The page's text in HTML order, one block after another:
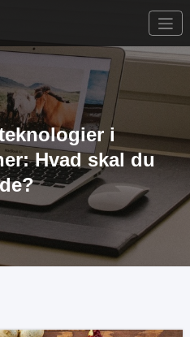
i
Hvad skal du